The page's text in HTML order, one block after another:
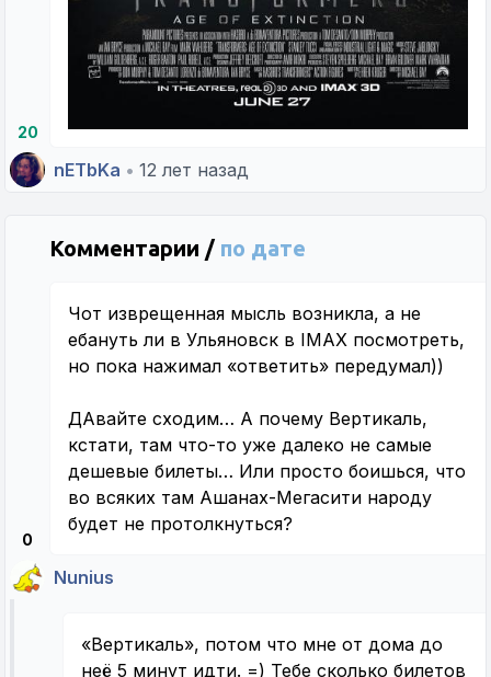
20
nETbKa • 12 лет назад
Комментарии / по дате
0
Чот изврещенная мысль возникла, а не
ебануть ли в Ульяновск в IMAX посмотреть,
но пока нажимал «ответить» передумал))
ДАвайте сходим… А почему Вертикаль,
кстати, там что-то уже далеко не самые
дешевые билеты… Или просто боишься, что
во всяких там Ашанах-Мегасити народу
будет не протолкнуться?
Nunius
«Вертикаль», потом что мне от дома до
неё 5 минут идти. =) Тебе сколько билетов